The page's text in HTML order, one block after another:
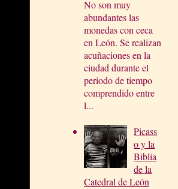
No son muy
abundantes las
monedas con ceca
en León. Se realizan
acuñaciones en la
ciudad durante el
periodo de tiempo
comprendido entre
l...
Picass
o y la
Biblia
de la
Catedral de León